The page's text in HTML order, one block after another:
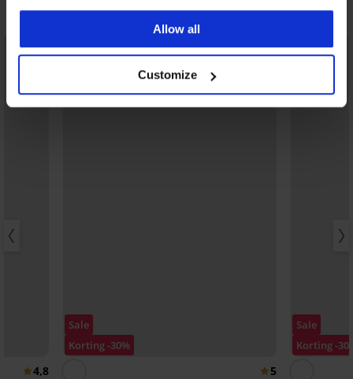
Allow all
Customize
Ontdek vergelijkbare stukken
4,8
Sale
Korting -30%
LIMITED
5
Sale
Korting -